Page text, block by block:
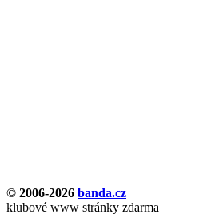
© 2006-2026 banda.cz
klubové www stránky zdarma